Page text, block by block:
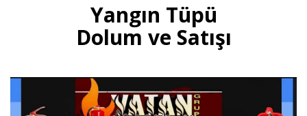
Yangın Tüpü
Dolum ve Satışı